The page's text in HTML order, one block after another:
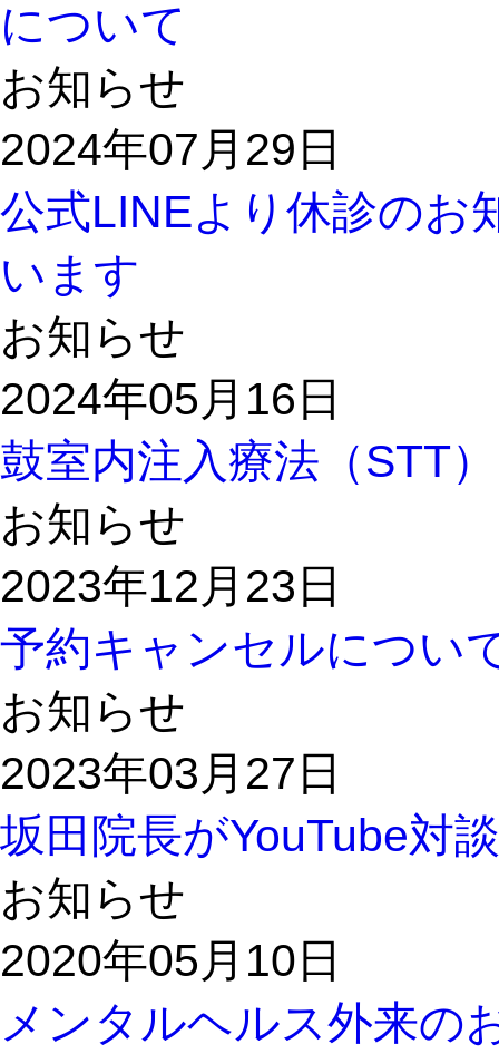
について
お知らせ
2024年07月29日
公式LINEより休診のお
います
お知らせ
2024年05月16日
鼓室内注入療法（STT
お知らせ
2023年12月23日
予約キャンセルについ
お知らせ
2023年03月27日
坂田院長がYouTube対
お知らせ
2020年05月10日
メンタルヘルス外来の